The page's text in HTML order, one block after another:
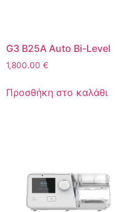
G3 B25A Auto Bi-Level
1,800.00 €
Προσθήκη στο καλάθι